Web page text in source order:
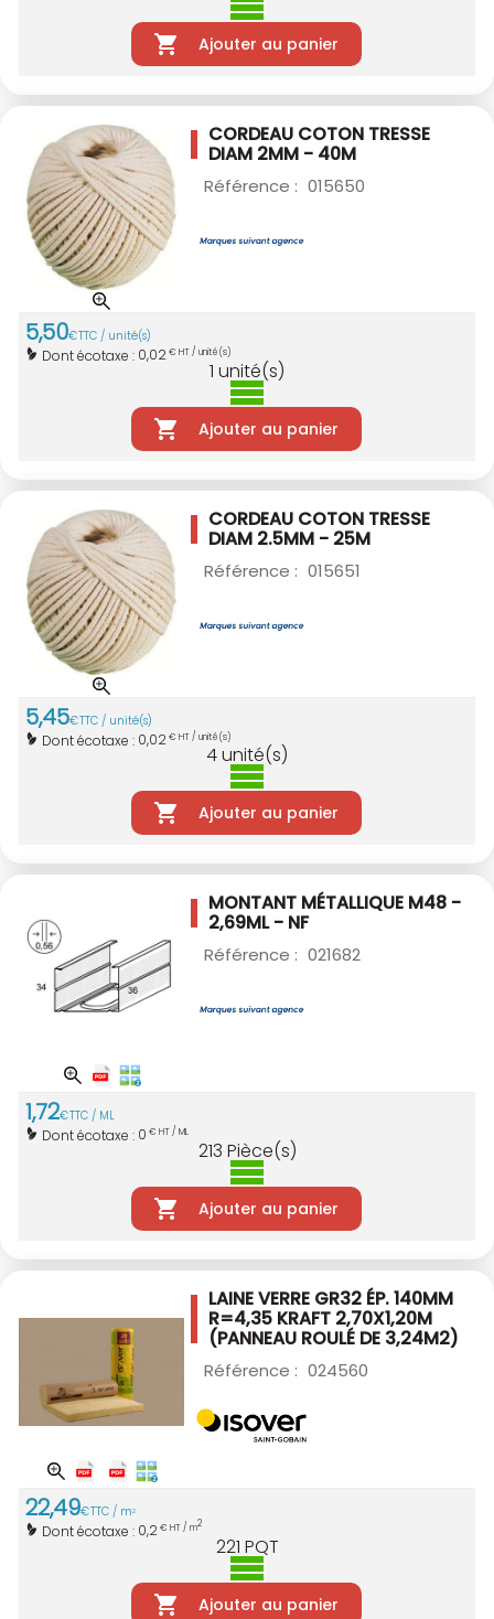
Ajouter au panier
CORDEAU COTON TRESSE
DIAM 2MM - 40M
Référence : 015650
5,50€TTC / unité(s)
Dont écotaxe : 0,02€ HT / unité(s)
1 unité(s)
Ajouter au panier
CORDEAU COTON TRESSE
DIAM 2.5MM - 25M
Référence : 015651
5,45€TTC / unité(s)
Dont écotaxe : 0,02€ HT / unité(s)
4unité(s)
Ajouter au panier
MONTANT MÉTALLIQUE M48 -
2,69ML - NF
Référence : 021682
1,72€TTC / ML
Dont écotaxe : 0 € HT / ML
213 Pièce(s)
Ajouter au panier
LAINE VERRE GR32 ÉP. 140MM
R=4,35 KRAFT 2,70X1,20M
(PANNEAU ROULÉ DE 3,24M2)
Référence : 024560
22,49€TTC / m2
Dont écotaxe : 0,2€ HT / m2
221 PQT
Ajouter au panier